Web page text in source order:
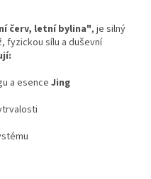
červ, letní bylina", je silný
fyzickou sílu a duševní
a esence Jing